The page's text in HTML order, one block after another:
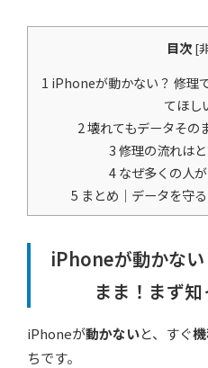
目次 [
1 iPhoneが動かない？ 修理
てほし
2壊れてもデータその
3修理の流れは
4なぜ多くの人
5 まとめ｜データを守
iPhoneが動かな
まま！まず
iPhoneが動かないと、すぐ
ちです。